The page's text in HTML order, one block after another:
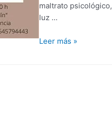
maltrato psicológico,
luz …
Leer más »